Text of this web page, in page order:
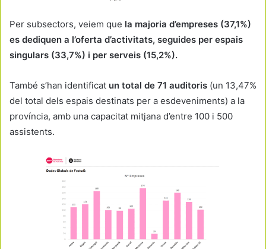
Per subsectors, veiem que la majoria d’empreses (37,1%)
es dediquen a l’oferta d’activitats, seguides per espais
singulars (33,7%) i per serveis (15,2%).
També s’han identificat un total de 71 auditoris (un 13,47%
del total dels espais destinats per a esdeveniments) a la
província, amb una capacitat mitjana d’entre 100 i 500
assistents.